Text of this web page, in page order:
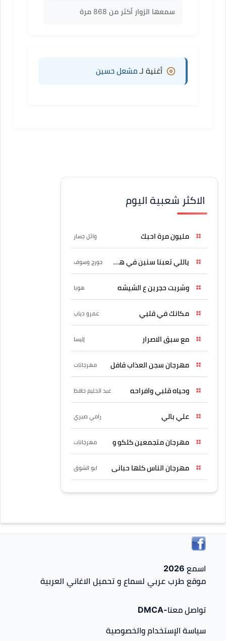
سمعها الزوار أكثر من 868 مرة
أغنية لـ مشعل حسين
الاكثر شعبية اليوم
مليون مرة احبك وائل جسار
ياللي تعبنا سنين في هواه جورج وسوف
وشربت حجرين ع الشيشه هوبا
مكانك في قلبي عمرو دياب
مع سبق الاصرار إليسا
مهرجان سجن العذاب قافل مهرجانات
وحياه قلبي وافراحه عبد الحليم حافظ
علي بالي رامي صبري
مهرجان متجمعين كلكو و مهرجانات
مهرجان الناس كلها حبانى ابو الشوق
اسمع 2026
موقع طرب عربي لسماع و تحميل الاغاني العربية
تواصل معنا-DMCA
سياسة الإستخدام والخصوصية